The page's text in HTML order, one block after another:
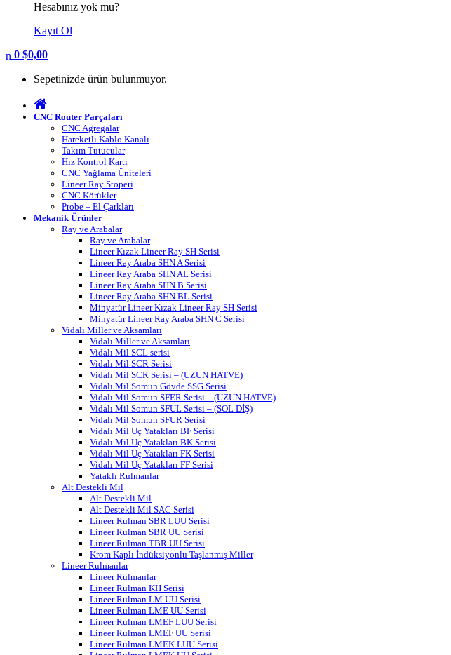
Hesabınız yok mu?
Kayıt Ol
0 $0,00
Sepetinizde ürün bulunmuyor.
CNC Router Parçaları
CNC Agregalar
Hareketli Kablo Kanalı
Takım Tutucular
Hız Kontrol Kartı
CNC Yağlama Üniteleri
Lineer Ray Stoperi
CNC Körükler
Probe – El Çarkları
Mekanik Ürünler
Ray ve Arabalar
Ray ve Arabalar
Lineer Kızak Lineer Ray SH Serisi
Lineer Ray Araba SHN A Serisi
Lineer Ray Araba SHN AL Serisi
Lineer Ray Araba SHN B Serisi
Lineer Ray Araba SHN BL Serisi
Minyatür Lineer Kızak Lineer Ray SH Serisi
Minyatür Lineer Ray Araba SHN C Serisi
Vidalı Miller ve Aksamları
Vidalı Miller ve Aksamları
Vidalı Mil SCL serisi
Vidalı Mil SCR Serisi
Vidalı Mil SCR Serisi – (UZUN HATVE)
Vidalı Mil Somun Gövde SSG Serisi
Vidalı Mil Somun SFER Serisi – (UZUN HATVE)
Vidalı Mil Somun SFUL Serisi – (SOL DİŞ)
Vidalı Mil Somun SFUR Serisi
Vidalı Mil Uç Yatakları BF Serisi
Vidalı Mil Uç Yatakları BK Serisi
Vidalı Mil Uç Yatakları FK Serisi
Vidalı Mil Uç Yatakları FF Serisi
Yataklı Rulmanlar
Alt Destekli Mil
Alt Destekli Mil
Alt Destekli Mil SAC Serisi
Lineer Rulman SBR LUU Serisi
Lineer Rulman SBR UU Serisi
Lineer Rulman TBR UU Serisi
Krom Kaplı İndüksiyonlu Taşlanmış Miller
Lineer Rulmanlar
Lineer Rulmanlar
Lineer Rulman KH Serisi
Lineer Rulman LM UU Serisi
Lineer Rulman LME UU Serisi
Lineer Rulman LMEF LUU Serisi
Lineer Rulman LMEF UU Serisi
Lineer Rulman LMEK LUU Serisi